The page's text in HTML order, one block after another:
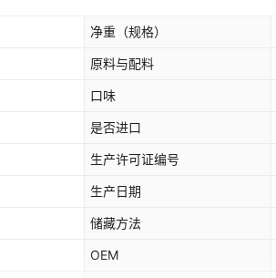
净重（规格）
原料与配料
口味
是否进口
生产许可证编号
生产日期
储藏方法
OEM